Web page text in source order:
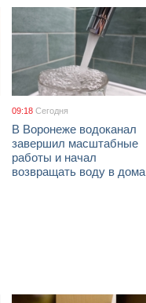
09:18 Сегодня
В Воронеже водоканал
завершил масштабные
работы и начал
возвращать воду в дома